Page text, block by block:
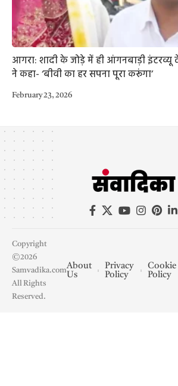
आगरा: शादी के जोड़े में ही आंगनबाड़ी इंटरव्यू
ने कहा- ‘बीवी का हर सपना पूरा करूंगा’
February 23, 2026
Copyright
©2026
Samvadika.com
All Rights
Reserved.
About
Us
Privacy
Policy
Cookie
Policy